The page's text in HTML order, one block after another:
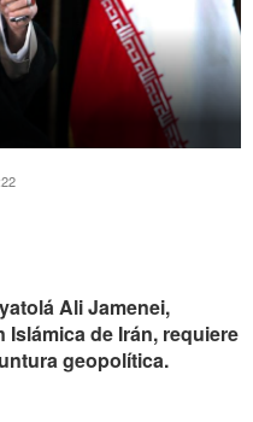
Ali Jamenei,
de Irán, requiere
geopolítica.